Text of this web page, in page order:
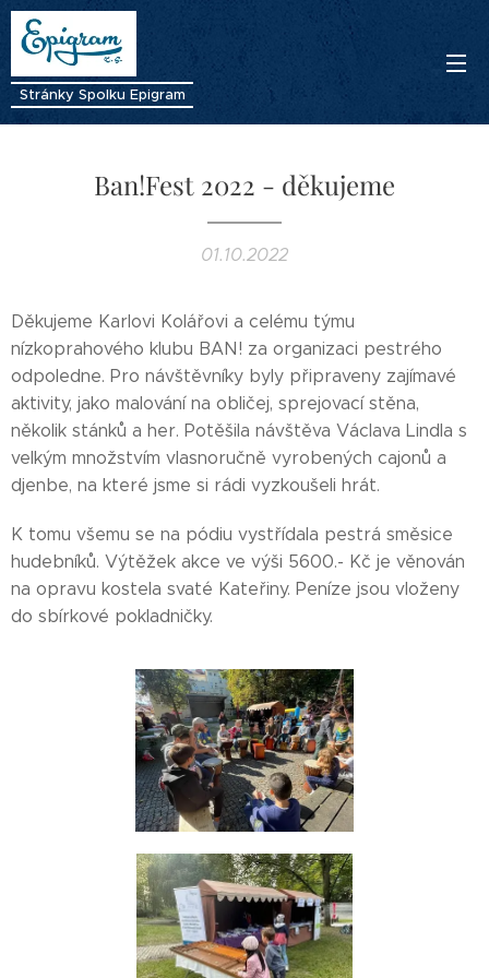
Stránky Spolku Epigram
Ban!Fest 2022 - děkujeme
01.10.2022
Děkujeme Karlovi Kolářovi a celému týmu
nízkoprahového klubu BAN! za organizaci pestrého
odpoledne. Pro návštěvníky byly připraveny zajímavé
aktivity, jako malování na obličej, sprejovací stěna,
několik stánků a her. Potěšila návštěva Václava Lindla s
velkým množstvím vlasnoručně vyrobených cajonů a
djenbe, na které jsme si rádi vyzkoušeli hrát.
K tomu všemu se na pódiu vystřídala pestrá směsice
hudebníků. Výtěžek akce ve výši 5600.- Kč je věnován
na opravu kostela svaté Kateřiny. Peníze jsou vloženy
do sbírkové pokladničky.